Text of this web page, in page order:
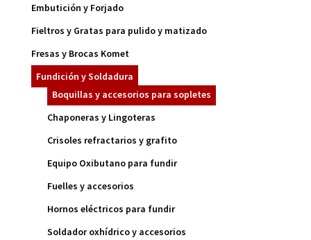
Embutición y Forjado
Fieltros y Gratas para pulido y matizado
Fresas y Brocas Komet
Fundición y Soldadura
Boquillas y accesorios para sopletes
Chaponeras y Lingoteras
Crisoles refractarios y grafito
Equipo Oxibutano para fundir
Fuelles y accesorios
Hornos eléctricos para fundir
Soldador oxhídrico y accesorios